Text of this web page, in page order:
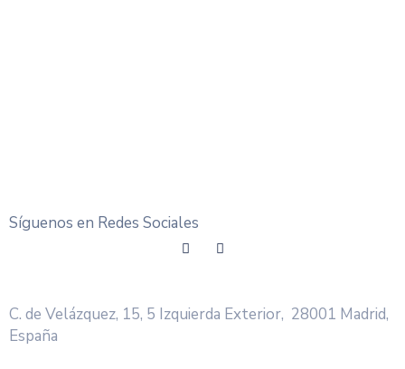
Síguenos en Redes Sociales
C. de Velázquez, 15, 5 Izquierda Exterior, 28001 Madrid,
España